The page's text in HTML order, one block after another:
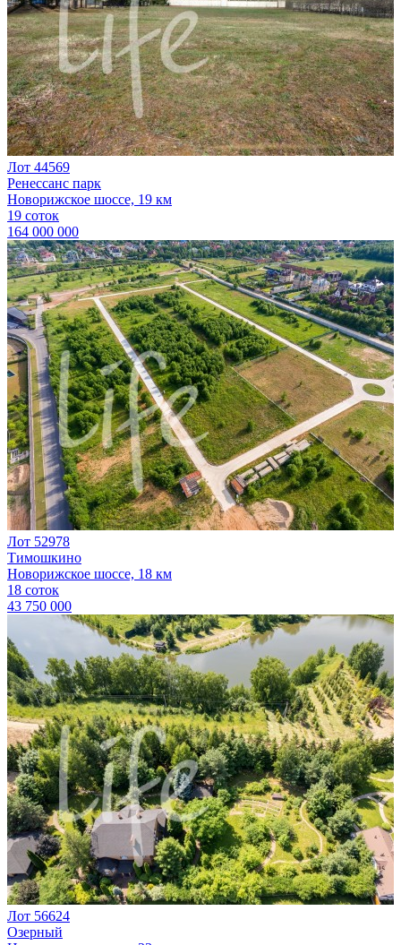
Лот 44569
Ренессанс парк
Новорижское шоссе, 19 км
19 соток
164 000 000
Лот 52978
Тимошкино
Новорижское шоссе, 18 км
18 соток
43 750 000
Лот 56624
Озерный